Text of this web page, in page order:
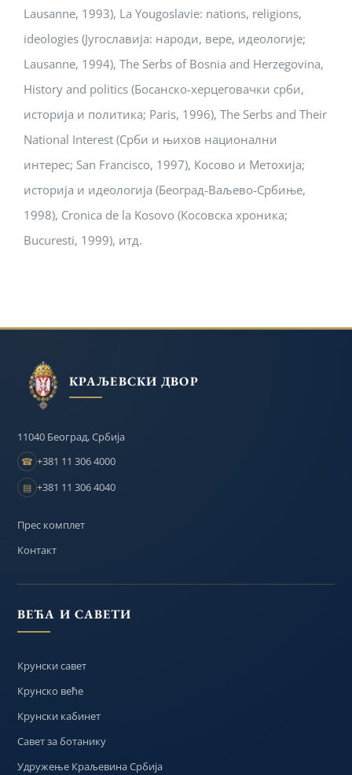
Lausanne, 1993), La Yougoslavie: nations, religions,
ideologies (Југославија: народи, вере, идеологије;
Lausanne, 1994), The Serbs of Bosnia and Herzegovina,
History and politics (Босанско-херцеговачки срби,
историја и политика; Paris, 1996), The Serbs and Their
National Interest (Срби и њихов национални
интерес; San Francisco, 1997), Косово и Метохија;
историја и идеологија (Београд-Ваљево-Србиње,
1998), Cronica de la Kosovo (Косовска хроника;
Bucuresti, 1999), итд.
КРАЉЕВСКИ ДВОР
11040 Београд, Србија
☎ +381 11 306 4000
▤ +381 11 306 4040
Прес комплет
Контакт
ВЕЋА И САВЕТИ
Крунски савет
Крунско веће
Крунски кабинет
Савет за ботанику
Удружење Краљевина Србија